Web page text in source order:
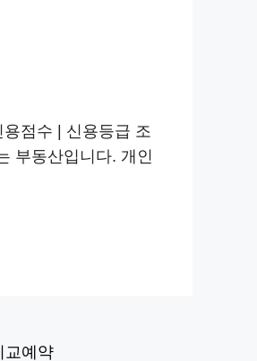
점수 | 신용등급 조
부동산입니다. 개인
교예약